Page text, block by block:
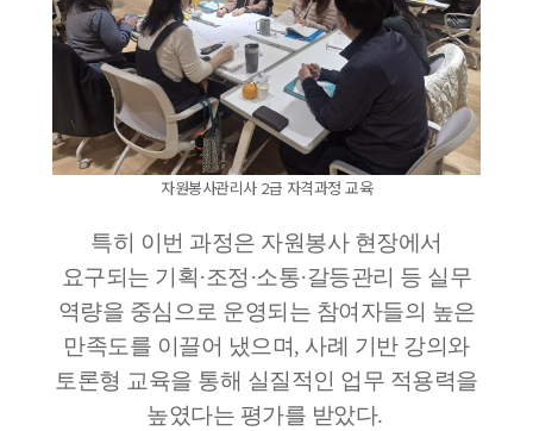
자원봉사관리사 2급 자격과정 교육
특히 이번 과정은 자원봉사 현장에서
요구되는 기획·조정·소통·갈등관리 등 실무
역량을 중심으로 운영되는 참여자들의 높은
만족도를 이끌어 냈으며, 사례 기반 강의와
토론형 교육을 통해 실질적인 업무 적용력을
높였다는 평가를 받았다.